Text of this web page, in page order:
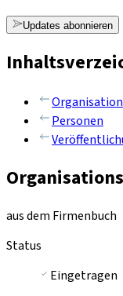
Updates abonnieren
Personen
aus dem Firmenbuch
Status
Eingetragen